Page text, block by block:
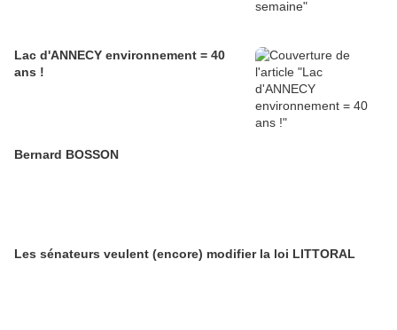
Lac d'ANNECY environnement = 40
ans !
Bernard BOSSON
Les sénateurs veulent (encore) modifier la loi LITTORAL